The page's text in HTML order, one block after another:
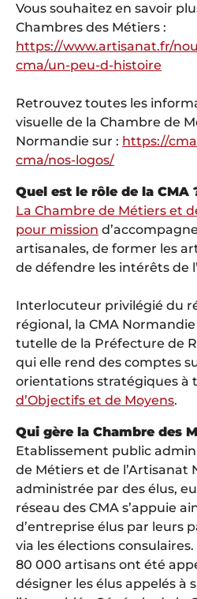
Vous souhaitez en savoir
Chambres des Métiers :
https://www.artisanat.fr/
cma/un-peu-d-histoire
Retrouvez toutes les
visuelle de la Chambre de
Normandie sur : https://
cma/nos-logos/
Quel est le rôle de la CMA
La Chambre de Métiers et
pour mission
artisanales, de former les
de défendre les intérêts de
Interlocuteur privilégié du
régional, la CMA
tutelle de la Préfecture de
qui elle rend des comptes
orientations stratégiques à
d’Objectifs et de Moyens.
Qui gère la Chambre des
Etablissement public
de Métiers et de l’Artisanat
administrée par des élus,
réseau des CMA s’appuie
d’entreprise élus par leurs
via les élections consulaires.
80 000 artisans ont été
désigner les élus appelés à